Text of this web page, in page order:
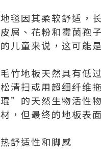
地毯因其柔软舒适，
皮屑、花粉和霉菌孢
的儿童来说，这可能
毛竹地板天然具有低
松清扫或用超细纤维
琨”的天然生物活性
材，但最终的地板表
热舒适性和脚感